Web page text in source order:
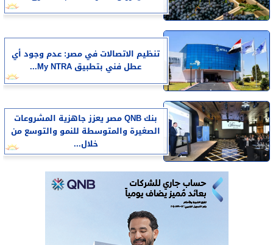
تنظيم الاتصالات في مصر: عدم وجود أي
عطل فني بتطبيق My NTRA...
بنك QNB مصر يعزز جاهزية المشروعات
الصغيرة والمتوسطة للنمو والتوسع من
خلال...